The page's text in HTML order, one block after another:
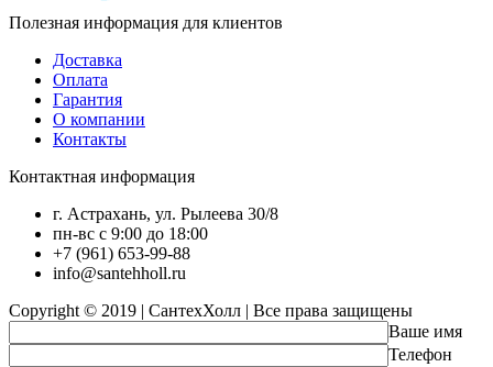
Полезная информация для клиентов
Доставка
Оплата
Гарантия
О компании
Контакты
Контактная информация
г. Астрахань, ул. Рылеева 30/8
пн-вс с 9:00 до 18:00
+7 (961) 653-99-88
info@santehholl.ru
Copyright © 2019 | СантехХолл | Все права защищены
Ваше имя
Телефон